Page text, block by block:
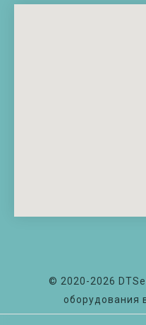
© 2020-2026
оборудования
конфиденциальности|